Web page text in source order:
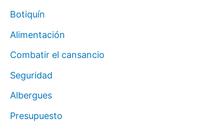
Botiquín
Alimentación
Combatir el cansancio
Seguridad
Albergues
Presupuesto